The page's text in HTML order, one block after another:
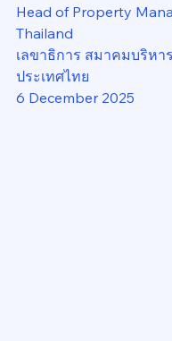
Head of Property
Thailand
เลขาธิการ สมาคมบริห
ประเทศไทย
6 December 2025